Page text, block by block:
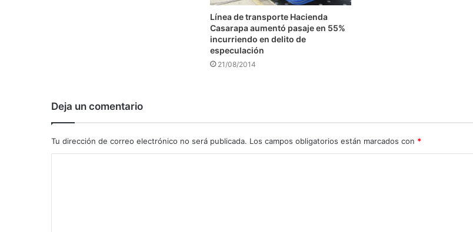
Línea de transporte Hacienda
Casarapa aumentó pasaje en 55%
incurriendo en delito de
especulación
21/08/2014
Deja un comentario
Tu dirección de correo electrónico no será publicada. Los campos obligatorios están marcados con *